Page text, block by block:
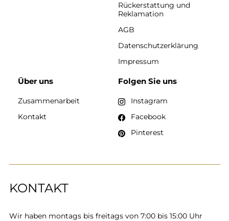
KONTAKT
Wir haben montags bis freitags von 7:00 bis 15:00 Uhr
Rückerstattung und
Reklamation
AGB
Datenschutzerklärung
Impressum
Über uns
Zusammenarbeit
Kontakt
Folgen Sie uns
Instagram
Facebook
Pinterest